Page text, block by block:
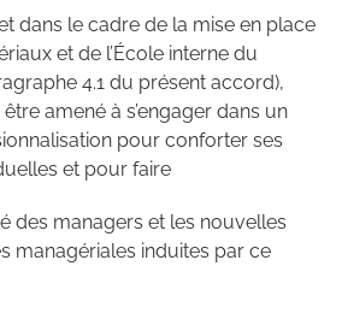
dans le cadre de la mise en place
et de l’École interne du
4.1 du présent accord),
amené à s’engager dans un
pour conforter ses
et pour faire
des managers et les nouvelles
managériales induites par ce